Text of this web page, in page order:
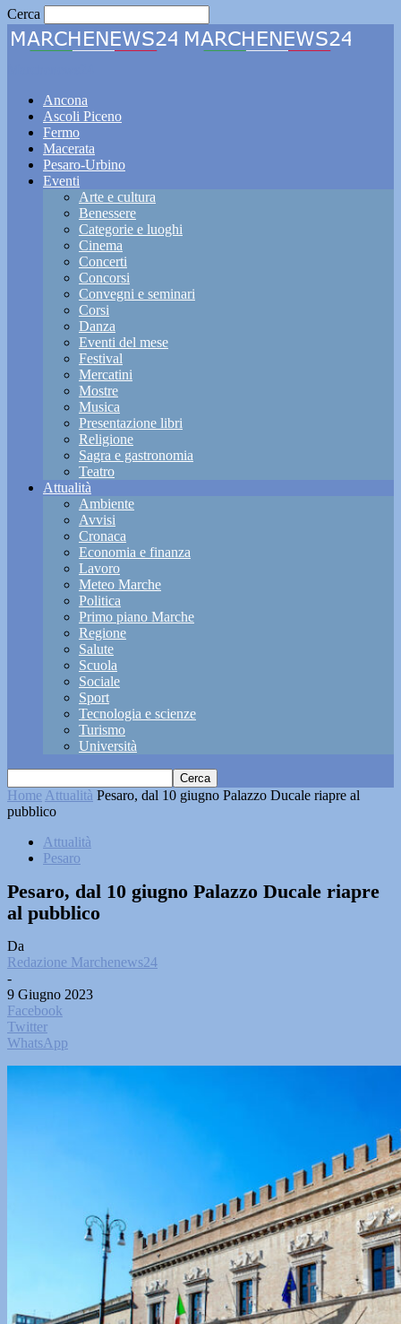
Cerca
Ancona
Ascoli Piceno
Fermo
Macerata
Pesaro-Urbino
Eventi
Arte e cultura
Benessere
Categorie e luoghi
Cinema
Concerti
Concorsi
Convegni e seminari
Corsi
Danza
Eventi del mese
Festival
Mercatini
Mostre
Musica
Presentazione libri
Religione
Sagra e gastronomia
Teatro
Attualità
Ambiente
Avvisi
Cronaca
Economia e finanza
Lavoro
Meteo Marche
Politica
Primo piano Marche
Regione
Salute
Scuola
Sociale
Sport
Tecnologia e scienze
Turismo
Università
Home Attualità Pesaro, dal 10 giugno Palazzo Ducale riapre al
pubblico
Attualità
Pesaro
Pesaro, dal 10 giugno Palazzo Ducale riapre
al pubblico
Da
Redazione Marchenews24
-
9 Giugno 2023
Facebook
Twitter
WhatsApp